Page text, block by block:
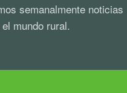
semanalmente noticias
mundo rural.